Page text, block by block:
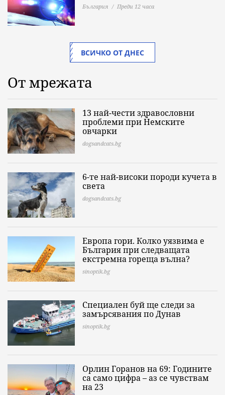
България Преди 12 часа
ВСИЧКО ОТ ДНЕС
От мрежата
13 най-чести здравословни
проблеми при Немските
овчарки
dogsandcats.bg
6-те най-високи породи кучета в
света
dogsandcats.bg
Европа гори. Колко уязвима е
България при следващата
екстремна гореща вълна?
sinoptik.bg
Специален буй ще следи за
замърсявания по Дунав
sinoptik.bg
Орлин Горанов на 69: Годините
са само цифра – аз се чувствам
на 23